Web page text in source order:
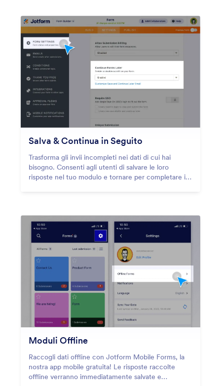
Salva & Continua in Seguito
Trasforma gli invii incompleti nei dati di cui hai
bisogno. Consenti agli utenti di salvare le loro
risposte nel tuo modulo e tornare per completare i
Moduli Offline
Raccogli dati offline con Jotform Mobile Forms, la
nostra app mobile gratuita! Le risposte raccolte
offline verranno immediatamente salvate e